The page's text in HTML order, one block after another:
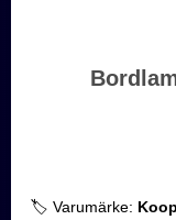
🏷️ Varumärke: Koop